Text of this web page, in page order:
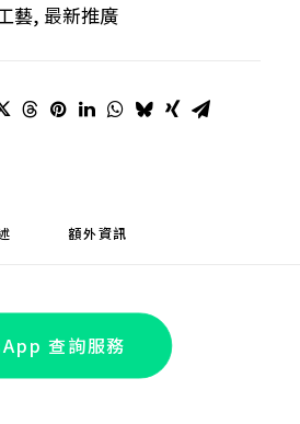
藝, 最新推廣
額外資訊
查詢服務